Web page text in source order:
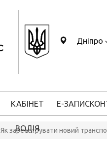
Дніпро
КАБІНЕТ
ВОДІЯ
Е-ЗАПИС
Як зареєструвати новий